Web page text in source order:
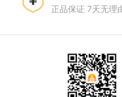
正品保证 7天无理